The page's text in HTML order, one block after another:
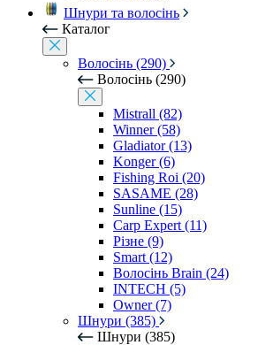
Шнури та волосінь
Каталог
Волосінь (290)
Волосінь (290)
Mistrall (82)
Winner (58)
Gladiator (13)
Konger (6)
Fishing Roi (20)
SASAME (28)
Sunline (15)
Carp Expert (11)
Різне (9)
Smart (12)
Волосінь Brain (24)
INTECH (5)
Owner (7)
Шнури (385)
Шнури (385)